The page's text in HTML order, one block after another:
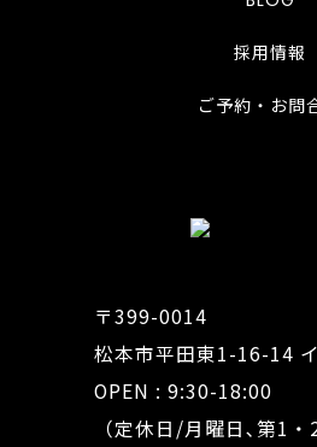
採用情報
ご予約・お問
〒399-0014
松本市平田東1-16-14
OPEN : 9:30-18:00
（定休日/月曜日､第1・